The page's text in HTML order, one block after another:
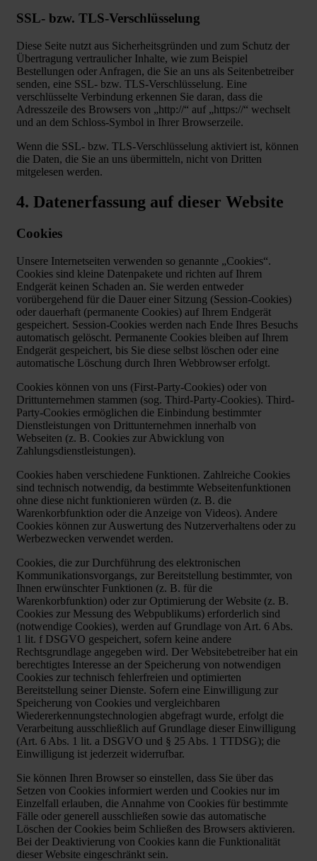
SSL- bzw. TLS-Verschlüsselung
Diese Seite nutzt aus Sicherheitsgründen und zum Schutz der
Übertragung vertraulicher Inhalte, wie zum Beispiel
Bestellungen oder Anfragen, die Sie an uns als Seitenbetreiber
senden, eine SSL- bzw. TLS-Verschlüsselung. Eine
verschlüsselte Verbindung erkennen Sie daran, dass die
Adresszeile des Browsers von „http://“ auf „https://“ wechselt
und an dem Schloss-Symbol in Ihrer Browserzeile.
Wenn die SSL- bzw. TLS-Verschlüsselung aktiviert ist, können
die Daten, die Sie an uns übermitteln, nicht von Dritten
mitgelesen werden.
4. Datenerfassung auf dieser Website
Cookies
Unsere Internetseiten verwenden so genannte „Cookies“.
Cookies sind kleine Datenpakete und richten auf Ihrem
Endgerät keinen Schaden an. Sie werden entweder
vorübergehend für die Dauer einer Sitzung (Session-Cookies)
oder dauerhaft (permanente Cookies) auf Ihrem Endgerät
gespeichert. Session-Cookies werden nach Ende Ihres Besuchs
automatisch gelöscht. Permanente Cookies bleiben auf Ihrem
Endgerät gespeichert, bis Sie diese selbst löschen oder eine
automatische Löschung durch Ihren Webbrowser erfolgt.
Cookies können von uns (First-Party-Cookies) oder von
Drittunternehmen stammen (sog. Third-Party-Cookies). Third-
Party-Cookies ermöglichen die Einbindung bestimmter
Dienstleistungen von Drittunternehmen innerhalb von
Webseiten (z. B. Cookies zur Abwicklung von
Zahlungsdienstleistungen).
Cookies haben verschiedene Funktionen. Zahlreiche Cookies
sind technisch notwendig, da bestimmte Webseitenfunktionen
ohne diese nicht funktionieren würden (z. B. die
Warenkorbfunktion oder die Anzeige von Videos). Andere
Cookies können zur Auswertung des Nutzerverhaltens oder zu
Werbezwecken verwendet werden.
Cookies, die zur Durchführung des elektronischen
Kommunikationsvorgangs, zur Bereitstellung bestimmter, von
Ihnen erwünschter Funktionen (z. B. für die
Warenkorbfunktion) oder zur Optimierung der Website (z. B.
Cookies zur Messung des Webpublikums) erforderlich sind
(notwendige Cookies), werden auf Grundlage von Art. 6 Abs.
1 lit. f DSGVO gespeichert, sofern keine andere
Rechtsgrundlage angegeben wird. Der Websitebetreiber hat ein
berechtigtes Interesse an der Speicherung von notwendigen
Cookies zur technisch fehlerfreien und optimierten
Bereitstellung seiner Dienste. Sofern eine Einwilligung zur
Speicherung von Cookies und vergleichbaren
Wiedererkennungstechnologien abgefragt wurde, erfolgt die
Verarbeitung ausschließlich auf Grundlage dieser Einwilligung
(Art. 6 Abs. 1 lit. a DSGVO und § 25 Abs. 1 TTDSG); die
Einwilligung ist jederzeit widerrufbar.
Sie können Ihren Browser so einstellen, dass Sie über das
Setzen von Cookies informiert werden und Cookies nur im
Einzelfall erlauben, die Annahme von Cookies für bestimmte
Fälle oder generell ausschließen sowie das automatische
Löschen der Cookies beim Schließen des Browsers aktivieren.
Bei der Deaktivierung von Cookies kann die Funktionalität
dieser Website eingeschränkt sein.